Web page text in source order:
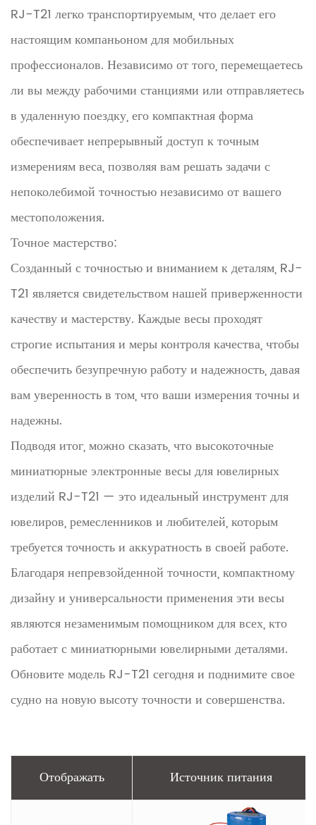
RJ-T21 легко транспортируемым, что делает его
настоящим компаньоном для мобильных
профессионалов. Независимо от того, перемещаетесь
ли вы между рабочими станциями или отправляетесь
в удаленную поездку, его компактная форма
обеспечивает непрерывный доступ к точным
измерениям веса, позволяя вам решать задачи с
непоколебимой точностью независимо от вашего
местоположения.
Точное мастерство:
Созданный с точностью и вниманием к деталям, RJ-
T21 является свидетельством нашей приверженности
качеству и мастерству. Каждые весы проходят
строгие испытания и меры контроля качества, чтобы
обеспечить безупречную работу и надежность, давая
вам уверенность в том, что ваши измерения точны и
надежны.
Подводя итог, можно сказать, что высокоточные
миниатюрные электронные весы для ювелирных
изделий RJ-T21 — это идеальный инструмент для
ювелиров, ремесленников и любителей, которым
требуется точность и аккуратность в своей работе.
Благодаря непревзойденной точности, компактному
дизайну и универсальности применения эти весы
являются незаменимым помощником для всех, кто
работает с миниатюрными ювелирными деталями.
Обновите модель RJ-T21 сегодня и поднимите свое
судно на новую высоту точности и совершенства.
Отображать Источник питания